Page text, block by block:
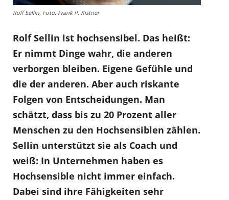
Rolf Sellin, Foto: Frank P. Kistner
Rolf Sellin ist hochsensibel. Das heißt:
Er nimmt Dinge wahr, die anderen
verborgen bleiben. Eigene Gefühle und
die der anderen. Aber auch riskante
Folgen von Entscheidungen. Man
schätzt, dass bis zu 20 Prozent aller
Menschen zu den Hochsensiblen zählen.
Sellin unterstützt sie als Coach und
weiß: In Unternehmen haben es
Hochsensible nicht immer einfach.
Dabei sind ihre Fähigkeiten sehr